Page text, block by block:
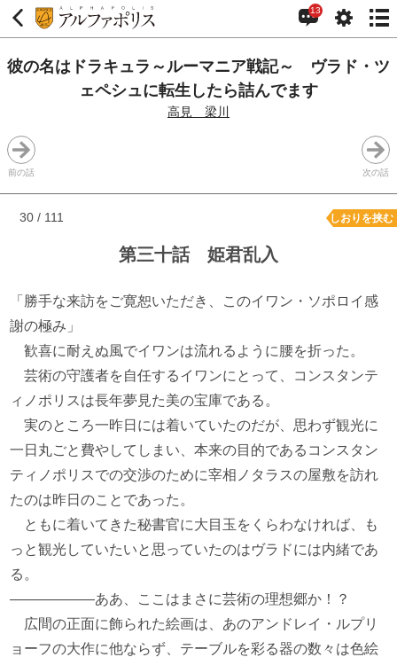
13
彼の名はドラキュラ～ルーマニア戦記～ ヴラド・ツ
ェペシュに転生したら詰んでます
高見 梁川
前の話 次の話
30 / 111 しおりを挟む
第三十話 姫君乱入
「勝手な来訪をご寛恕いただき、このイワン・ソポロイ感
謝の極み」
歓喜に耐えぬ風でイワンは流れるように腰を折った。
芸術の守護者を自任するイワンにとって、コンスタンテ
ィノポリスは長年夢見た美の宝庫である。
実のところ一昨日には着いていたのだが、思わず観光に
一日丸ごと費やしてしまい、本来の目的であるコンスタン
ティノポリスでの交渉のために宰相ノタラスの屋敷を訪れ
たのは昨日のことであった。
ともに着いてきた秘書官に大目玉をくらわなければ、も
っと観光していたいと思っていたのはヴラドには内緒であ
る。
――――――ああ、ここはまさに芸術の理想郷か！？
広間の正面に飾られた絵画は、あのアンドレイ・ルプリ
ョーフの大作に他ならず、テーブルを彩る器の数々は色絵